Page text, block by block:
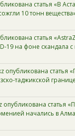
статья «В
10 тонн
статья
19 на фоне скандала
опубликована статья
таджикской
опубликована статья
начались в